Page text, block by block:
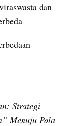
dan
Strategi
Menuju Pola